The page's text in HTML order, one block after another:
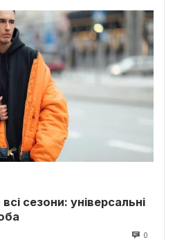
сезони: універсальні
0